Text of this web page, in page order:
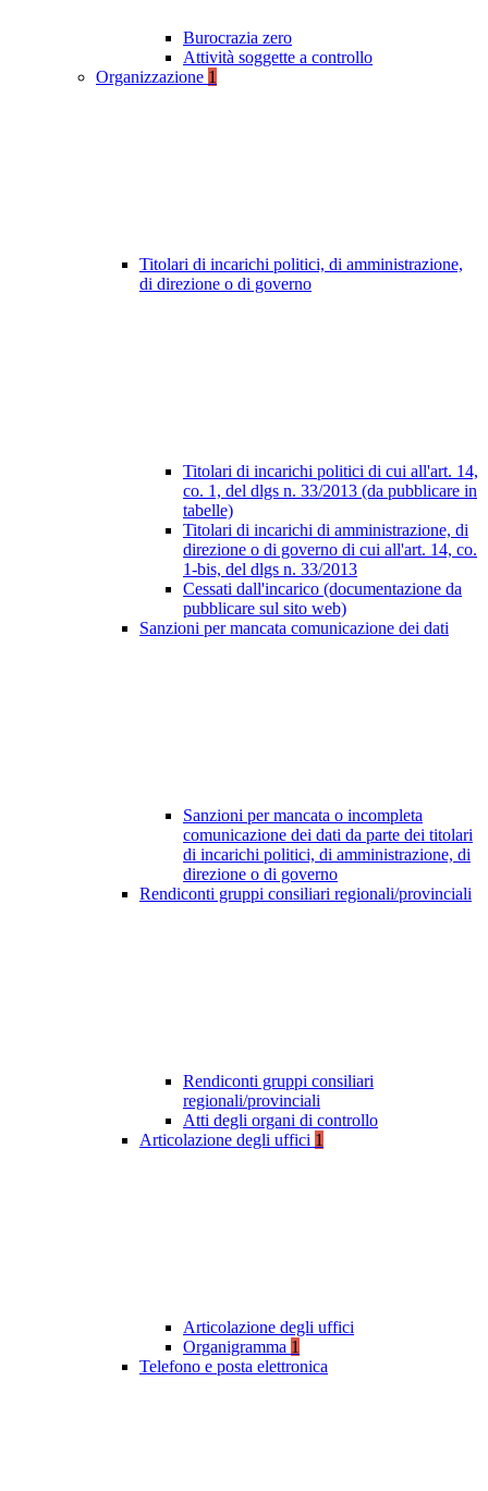
Burocrazia zero
Attività soggette a controllo
Organizzazione 1
Titolari di incarichi politici, di amministrazione,
di direzione o di governo
Titolari di incarichi politici di cui all'art. 14,
co. 1, del dlgs n. 33/2013 (da pubblicare in
tabelle)
Titolari di incarichi di amministrazione, di
direzione o di governo di cui all'art. 14, co.
1-bis, del dlgs n. 33/2013
Cessati dall'incarico (documentazione da
pubblicare sul sito web)
Sanzioni per mancata comunicazione dei dati
Sanzioni per mancata o incompleta
comunicazione dei dati da parte dei titolari
di incarichi politici, di amministrazione, di
direzione o di governo
Rendiconti gruppi consiliari regionali/provinciali
Rendiconti gruppi consiliari
regionali/provinciali
Atti degli organi di controllo
Articolazione degli uffici 1
Articolazione degli uffici
Organigramma 1
Telefono e posta elettronica